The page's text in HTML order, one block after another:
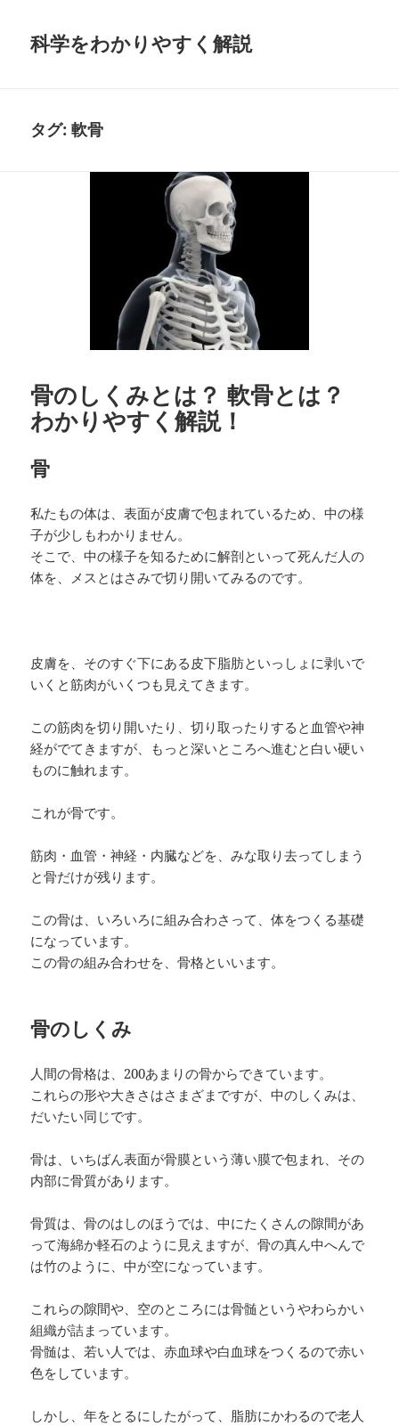
科学をわかりやすく解説
タグ:軟骨
骨のしくみとは？ 軟骨とは？
わかりやすく解説！
骨
私たもの体は、表面が皮膚で包まれているため、中の様
子が少しもわかりません。
そこで、中の様子を知るために解剖といって死んだ人の
体を、メスとはさみで切り開いてみるのです。
皮膚を、そのすぐ下にある皮下脂肪といっしょに剥いで
いくと筋肉がいくつも見えてきます。
この筋肉を切り開いたり、切り取ったりすると血管や神
経がでてきますが、もっと深いところへ進むと白い硬い
ものに触れます。
これが骨です。
筋肉・血管・神経・内臓などを、みな取り去ってしまう
と骨だけが残ります。
この骨は、いろいろに組み合わさって、体をつくる基礎
になっています。
この骨の組み合わせを、骨格といいます。
骨のしくみ
人間の骨格は、200あまりの骨からできています。
これらの形や大きさはさまざまですが、中のしくみは、
だいたい同じです。
骨は、いちばん表面が骨膜という薄い膜で包まれ、その
内部に骨質があります。
骨質は、骨のはしのほうでは、中にたくさんの隙間があ
って海綿か軽石のように見えますが、骨の真ん中へんで
は竹のように、中が空になっています。
これらの隙間や、空のところには骨髄というやわらかい
組織が詰まっています。
骨髄は、若い人では、赤血球や白血球をつくるので赤い
色をしています。
しかし、年をとるにしたがって、脂肪にかわるので老人